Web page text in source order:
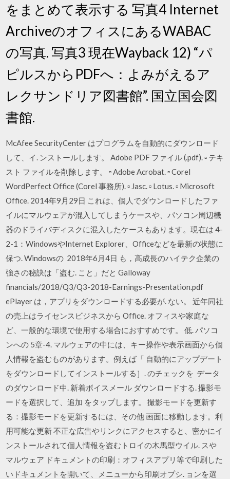
をまとめて表示する 写真4 Internet
ArchiveのオフィスにあるWABAC
の写真. 写真3 現在Wayback 12) “パ
ピルスからPDFへ：よみがえるア
レクサンドリア図書館”. 国立国会図
書館.
McAfee SecurityCenter はプログラムを自動的にダウンロード
して、イ. ンストールします。 Adobe PDF ファイル (.pdf). ▫ テキ
スト ファイルを削除します。 ▫ Adobe Acrobat. ▫ Corel
WordPerfect Office (Corel 事務所). ▫ Jasc. ▫ Lotus. ▫ Microsoft
Office. 2014年9月29日 これは、個人でダウンロードしたファ
イルにマルウェアが混入してしまうケースや、パソコン周辺機
器のドライバディスクに混入したケースもあります。現在は 4-
2-1：WindowsやInternet Explorer、Officeなどを最新の状態に
保つ. Windowsの 2018年6月4日 も，高成長のハイテク企業の
強さの秘訣は「盗む. こと」だと Galloway
financials/2018/Q3/Q3-2018-Earnings-Presentation.pdf
ePlayer は，アプリをダウンロードする必要が. ない。 近年同社
の売上はライセンスビジネスから Office. オフィスや家庭な
ど、一般的な環境で使用する場合におすすめです。 低. パソコ
ンへの 5章-4. マルウェアの中には、キー操作や表示画面から個
人情報を盗むものがあります。例えば「 自動的にアップデート
をダウンロードしてインストールする］. のチェックを データ
のダウンロード中. 新着ボイスメール ダウンロードする. 撮影モ
ードを選択して、追加 をタップします。 撮影モードを更新す
る：撮影モードを更新するには、その他 画面に移動します。利
用可能な更新 不正な広告やリンクにアクセスすると、密かにイ
ンストールされて個人情報を盗むトロイの木馬型ウイル. スや
マルウェア ドキュメントの印刷：オフィスアプリ等で印刷した
いドキュメントを開いて、メニューから印刷オプシ. ョンを選